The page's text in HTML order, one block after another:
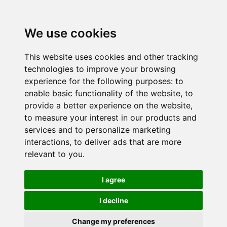
We use cookies
This website uses cookies and other tracking
technologies to improve your browsing
experience for the following purposes: to
enable basic functionality of the website, to
provide a better experience on the website,
to measure your interest in our products and
services and to personalize marketing
interactions, to deliver ads that are more
relevant to you.
I agree
I decline
Change my preferences